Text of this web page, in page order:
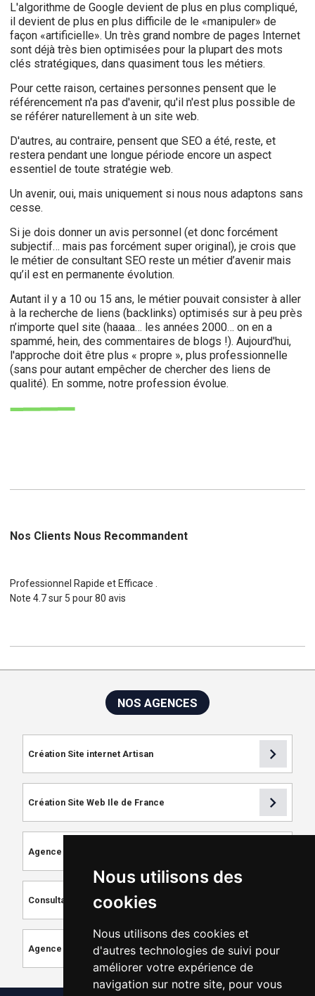
Nous utilisons des
cookies
Nous utilisons des cookies et
d'autres technologies de suivi pour
améliorer votre expérience de
navigation sur notre site, pour vous
L'algorithme de Google devient de plus en plus compliqué,
il devient de plus en plus difficile de le «manipuler» de
façon «artificielle». Un très grand nombre de pages Internet
sont déjà très bien optimisées pour la plupart des mots
clés stratégiques, dans quasiment tous les métiers.
Pour cette raison, certaines personnes pensent que le
référencement n'a pas d'avenir, qu'il n'est plus possible de
se référer naturellement à un site web.
D'autres, au contraire, pensent que SEO a été, reste, et
restera pendant une longue période encore un aspect
essentiel de toute stratégie web.
Un avenir, oui, mais uniquement si nous nous adaptons sans
cesse.
Si je dois donner un avis personnel (et donc forcément
subjectif… mais pas forcément super original), je crois que
le métier de consultant SEO reste un métier d’avenir mais
qu’il est en permanente évolution.
Autant il y a 10 ou 15 ans, le métier pouvait consister à aller
à la recherche de liens (backlinks) optimisés sur à peu près
n’importe quel site (haaaa… les années 2000… on en a
spammé, hein, des commentaires de blogs !). Aujourd'hui,
l'approche doit être plus « propre », plus professionnelle
(sans pour autant empêcher de chercher des liens de
qualité). En somme, notre profession évolue.
Nos Clients Nous Recommandent
Professionnel Rapide et Efficace .
Note4.7sur 5 pour80 avis
NOS AGENCES
Création Site internet Artisan chevron_right
Création Site Web Ile de France chevron_right
Agence de Référencement
Consultant SEO
Agence de Création de Site Internet chevron_right